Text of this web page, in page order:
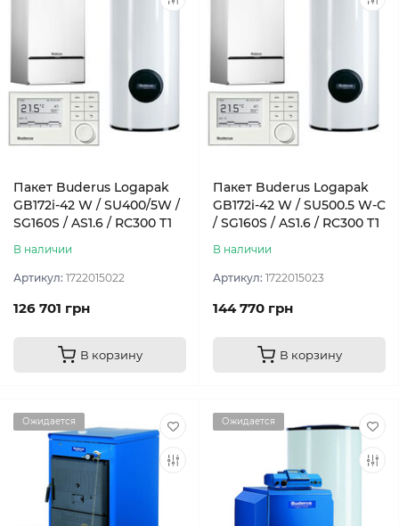
Пакет Buderus Logapak
GB172i-42 W / SU400/5W /
SG160S / AS1.6 / RC300 T1
В наличии
Артикул: 1722015022
126 701 грн
В корзину
Пакет Buderus Logapak
GB172i-42 W / SU500.5 W-C
/ SG160S / AS1.6 / RC300 T1
В наличии
Артикул: 1722015023
144 770 грн
В корзину
Ожидается Ожидается